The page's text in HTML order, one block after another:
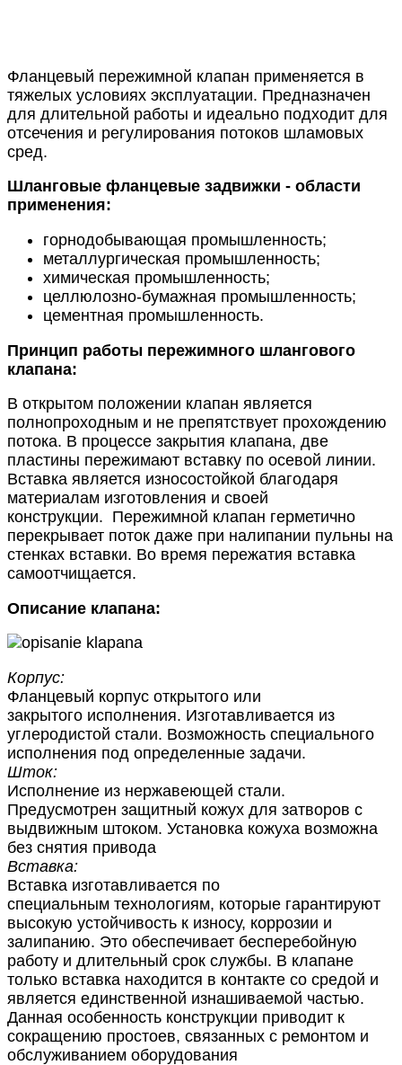
Фланцевый пережимной клапан применяется в
тяжелых условиях эксплуатации. Предназначен
для длительной работы и идеально подходит для
отсечения и регулирования потоков шламовых
сред.
Шланговые фланцевые задвижки - области
применения:
горнодобывающая промышленность;
металлургическая промышленность;
химическая промышленность;
целлюлозно-бумажная промышленность;
цементная промышленность.
Принцип работы пережимного шлангового
клапана:
В открытом положении клапан является
полнопроходным и не препятствует прохождению
потока. В процессе закрытия клапана, две
пластины пережимают вставку по осевой линии.
Вставка является износостойкой благодаря
материалам изготовления и своей
конструкции. Пережимной клапан герметично
перекрывает поток даже при налипании пульны на
стенках вставки. Во время пережатия вставка
самоотчищается.
Описание клапана:
Корпус:
Фланцевый корпус открытого или
закрытого исполнения. Изготавливается из
углеродистой стали. Возможность специального
исполнения под определенные задачи.
Шток:
Исполнение из нержавеющей стали.
Предусмотрен защитный кожух для затворов с
выдвижным штоком. Установка кожуха возможна
без снятия привода
Вставка:
Вставка изготавливается по
специальным технологиям, которые гарантируют
высокую устойчивость к износу, коррозии и
залипанию. Это обеспечивает бесперебойную
работу и длительный срок службы. В клапане
только вставка находится в контакте со средой и
является единственной изнашиваемой частью.
Данная особенность конструкции приводит к
сокращению простоев, связанных с ремонтом и
обслуживанием оборудования